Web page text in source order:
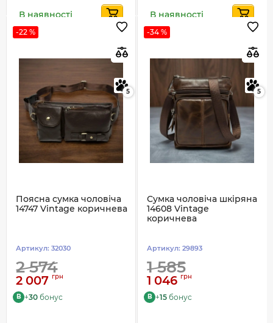
В наявності В наявності
-22 %
5
Поясна сумка чоловіча
14747 Vintage коричнева
Артикул: 32030
2 574
2 007 грн
B +30 бонус
-34 %
5
Сумка чоловіча шкіряна
14608 Vintage
коричнева
Артикул: 29893
1 585
1 046 грн
B +15 бонус